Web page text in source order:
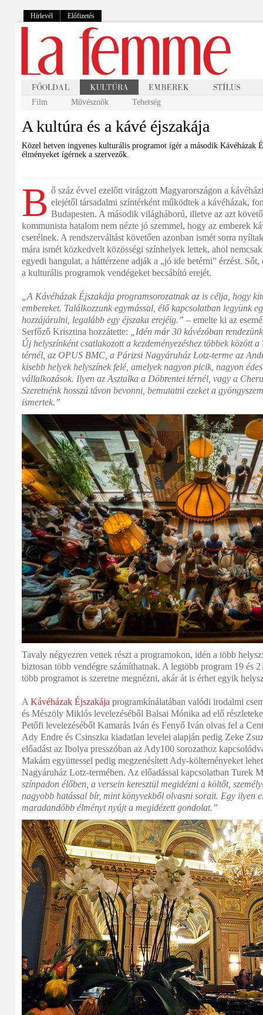
Hírlevél Előfizetés
Film Művésznők Tehetség
A kultúra és a kávé éjszakája
Közel hetven ingyenes kulturális programot ígér a második Kávéházak
élményeket ígérnek a szervezők.
B ő száz évvel ezelőtt virágzott Magyarországon a
elejétől társadalmi színtérként működtek a kávéházak,
Budapesten. A második világháború, illetve az azt
kommunista hatalom nem nézte jó szemmel, hogy az emberek
cserélnek. A rendszerváltást követően azonban ismét sorra
mára ismét közkedvelt közösségi színhelyek lettek, ahol
egyedi hangulat, a háttérzene adják a „jó ide betérni” érzést.
a kulturális programok vendégeket becsábító erejét.
„A Kávéházak Éjszakája programsorozatnak az is célja, hogy
embereket. Találkozzunk egymással, élő kapcsolatban legyünk
hozzájárulni, legalább egy éjszaka erejéig.” – emelte ki az
Serfőző Krisztina hozzátette:
„Idén már 30 kávézóban
Új helyszínként csatlakozott a kezdeményezéshez többek között
térnél, az OPUS BMC, a Párizsi Nagyáruház Lotz-terme az
kisebb helyek helyszínek felé, amelyek nagyon picik, nagyon
vállalkozások. Ilyen az Asztalka a Döbrentei térnél, vagy a
Szeretnénk hosszú távon bevonni, bemutatni ezeket a
ismertek.”
Tavaly négyezren vettek részt a programokon, idén a több
biztosan több vendégre számíthatnak. A legtöbb program 19 és
több programot is szeretne megnézni, akár át is érhet egyik
A Kávéházak Éjszakája programkínálatában valódi irodalmi
és Mészöly Miklós levelezéséből Balsai Mónika ad elő
Petőfi levelezéséből Kamarás Iván és Fenyő Iván olvas fel a
Ady Endre és Csinszka kiadatlan levelei alapján pedig Zeke
előadást az Ibolya presszóban az Ady100 sorozathoz
Makám együttessel pedig megzenésített Ady-költeményeket
Nagyáruház Lotz-termében. Az előadással kapcsolatban Turek
színpadon élőben, a versein keresztül megidézni a költőt,
nagyobb hatással bír, mint könyvekből olvasni sorait. Egy ilyen
maradandóbb élményt nyújt a megidézett gondolat.”